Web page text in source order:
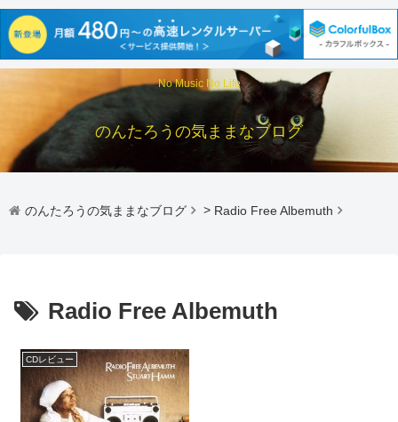
No Music No Life
のんたろうの気ままなブログ
のんたろうの気ままなブログ > Radio Free Albemuth
Radio Free Albemuth
CDレビュー